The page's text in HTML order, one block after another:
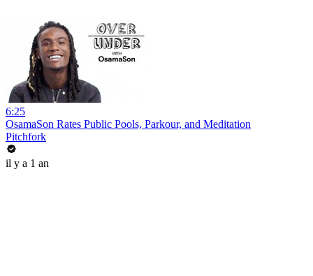
6:25
OsamaSon Rates Public Pools, Parkour, and Meditation
Pitchfork
il y a 1 an